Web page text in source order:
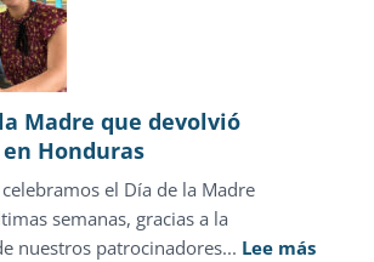
Madre que devolvió
Honduras
el Día de la Madre
semanas, gracias a la
nuestros patrocinadores... Lee más: